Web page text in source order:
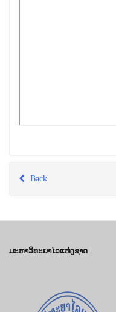
Back
ມະຫາວິທະຍາໄລແຫ່ງຊາດ